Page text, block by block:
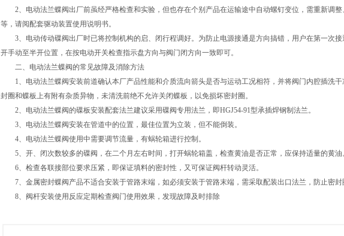
2、电动法兰蝶阀出厂前虽经严格检查和实验，但也存在个别产品在运输途中自动螺钉变位，需重新调整
等，请阅配套驱动装置使用说明书。
3、电动传动碟阀出厂时已将控制机构的启、闭行程调好。为防止电源接通是方向搞错，用户在第一次接
开手动至半开位置，在按电动开关检查指示盘方向与阀门闭方向一致即可。
二、电动法兰蝶阀的常见故障及消除方法
1、电动法兰蝶阀安装前道确认本厂产品性能和介质流向箭头是否与运动工况相符，并将阀门内腔插洗干
封圈和蝶板上有附有杂质异物，未清洗前绝不允许关闭蝶板，以免损坏密封圈。
2、电动法兰蝶阀的碟板安装配套法兰建议采用碟阀专用法兰，即HGJ54-91型承插焊钢制法兰。
3、电动法兰蝶阀安装在管道中的位置，最佳位置为立装，但不能倒装。
4、电动法兰蝶阀使用中需要调节流量，有蜗轮箱进行控制。
5、开、闭次数较多的碟阀，在二个月左右时间，打开蜗轮箱盖，检查黄油是否正常，应保持适量的黄油
6、检查各联接部位要求压紧，即保证填料的密封性，又可保证阀杆转动灵活。
7、金属密封蝶阀产品不适合安装于管路末端，如必须安装于管路末端，需采取配装出口法兰，防止密封
8、阀杆安装使用反应定期检查阀门使用效果，发现故障及时排除